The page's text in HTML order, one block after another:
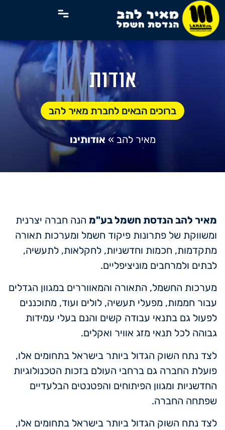
אודות
ברוכים הבאים לחברת מאיר להב
מאיר להב »אודותינו
מאיר להב הנדסת חשמל בע"מ הנה חברה יצרנית
ומשווקת של פתרונות פיקוד חשמל ומערכות תאורה
מתקדמות, חכמות וחדשניות, לחקלאות, לתעשיה,
לבתים ולמרחבים מוניציפליים.
מערכות החשמל, התאורה והמאווררים במגוון הגדלים
עבור חממות, מפעלי תעשיה, לולים ועוד, מתוכננים
לפעול גם בתנאי עבודה קשים והנם בעלי עמידות
גבוהה לכל תנאי מזג אוויר ואקלים.
לצד נתח השוק הגדול ביותר בישראל בתחומים אלו,
פועלת החברה גם ברחבי העולם בזכות הטכנולוגיות
החדשניות ומגוון הפיתוחים והפטנטים הבלעדיים
שפתחה החברה.
לצד נתח השוק הגדול ביותר בישראל בתחומים אלו,